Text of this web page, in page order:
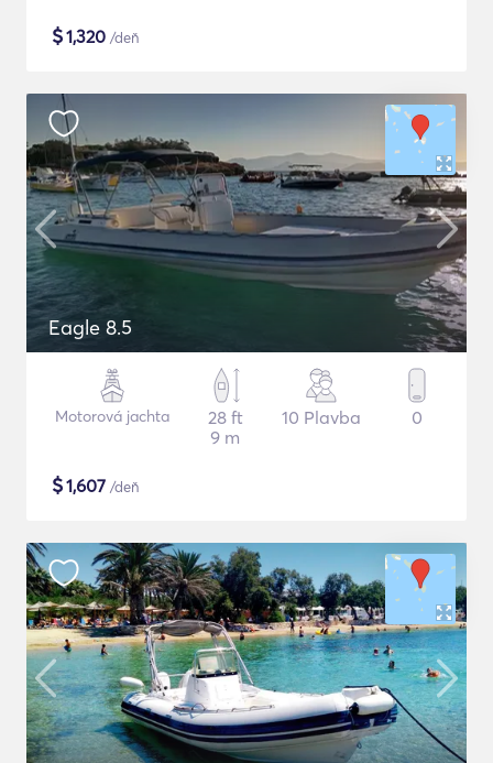
$1,320 /deň
Eagle 8.5
Motorová jachta
28 ft
9 m
10 Plavba 0
$1,607 /deň